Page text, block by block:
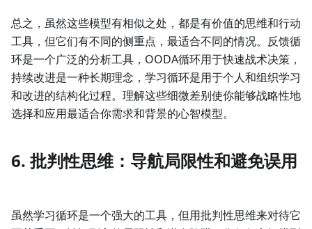
总之，虽然这些模型有相似之处，都是有价值的思维和行动
工具，但它们有不同的侧重点，最适合不同的情况。反馈循
环是一个广泛的分析工具，OODA循环用于快速战术决策，
持续改进是一种长期理念，学习循环是用于个人和组织学习
和改进的结构化过程。理解这些细微差别使你能够战略性地
选择和应用最适合你需求和背景的心智模型。
6. 批判性思维：导航局限性和避免误用
虽然学习循环是一个强大的工具，但用批判性思维来对待它